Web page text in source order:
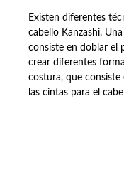
Existen diferentes
cabello Kanzashi.
consiste en doblar el
crear diferentes
costura, que consiste
las cintas para el